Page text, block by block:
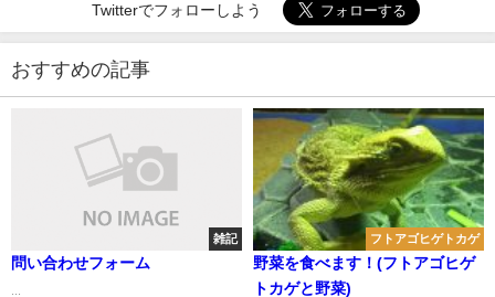
Twitterでフォローしよう
おすすめの記事
雑記
問い合わせフォーム
フトアゴヒゲトカゲ
野菜を食べます！(フトアゴヒゲ
トカゲと野菜)